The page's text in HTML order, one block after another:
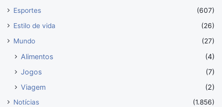
Esportes
(607)
Estilo de vida
(26)
Mundo
(27)
Alimentos
(4)
Jogos
(7)
Viagem
(2)
Notícias (1.856)